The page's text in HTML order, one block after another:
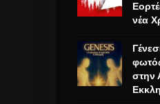
νέα
στην